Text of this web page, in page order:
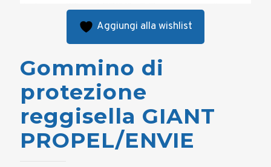
Aggiungi alla wishlist
Gommino di
protezione
reggisella GIANT
PROPEL/ENVIE